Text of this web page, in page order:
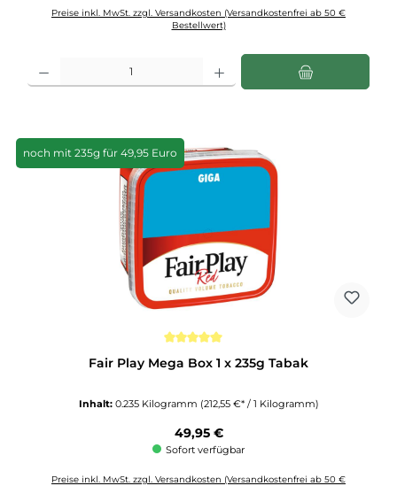
Preise inkl. MwSt. zzgl. Versandkosten (Versandkostenfrei ab 50 €
Bestellwert)
noch mit 235g für 49,95 Euro
Fair Play Mega Box 1 x 235g Tabak
Inhalt: 0.235 Kilogramm (212,55 €* / 1 Kilogramm)
Regulärer Preis:
49,95 €
Sofort verfügbar
Preise inkl. MwSt. zzgl. Versandkosten (Versandkostenfrei ab 50 €